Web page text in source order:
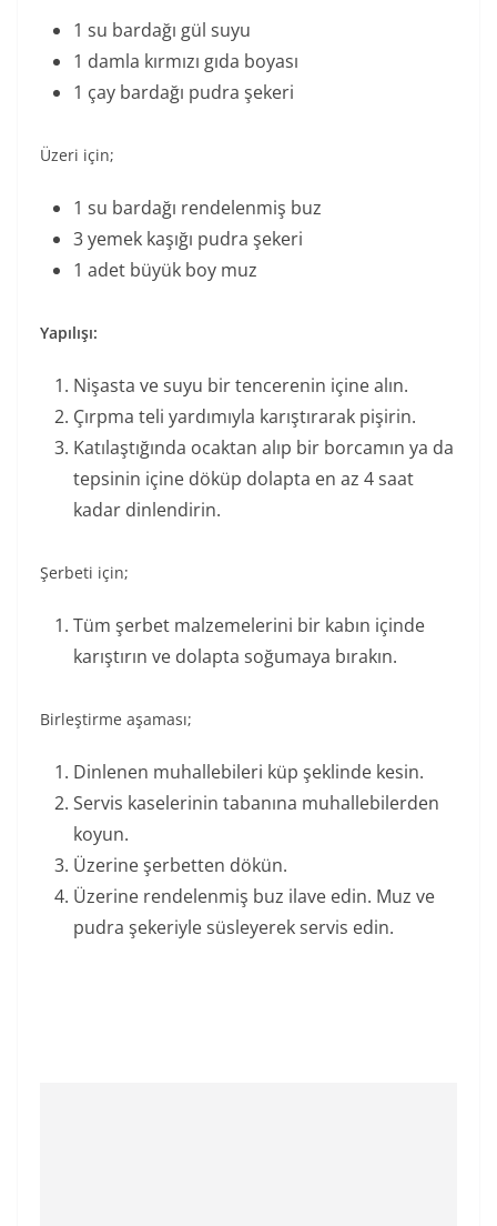
1 su bardağı gül suyu
1 damla kırmızı gıda boyası
1 çay bardağı pudra şekeri
Üzeri için;
1 su bardağı rendelenmiş buz
3 yemek kaşığı pudra şekeri
1 adet büyük boy muz
Yapılışı:
Nişasta ve suyu bir tencerenin içine alın.
Çırpma teli yardımıyla karıştırarak pişirin.
Katılaştığında ocaktan alıp bir borcamın ya da
tepsinin içine döküp dolapta en az 4 saat
kadar dinlendirin.
Şerbeti için;
Tüm şerbet malzemelerini bir kabın içinde
karıştırın ve dolapta soğumaya bırakın.
Birleştirme aşaması;
Dinlenen muhallebileri küp şeklinde kesin.
Servis kaselerinin tabanına muhallebilerden
koyun.
Üzerine şerbetten dökün.
Üzerine rendelenmiş buz ilave edin. Muz ve
pudra şekeriyle süsleyerek servis edin.